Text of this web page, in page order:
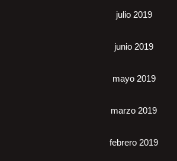
julio 2019
junio 2019
mayo 2019
marzo 2019
febrero 2019